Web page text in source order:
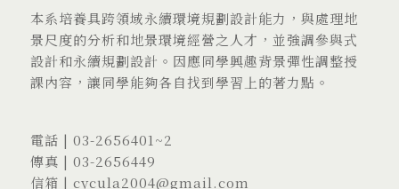
本系培養具跨領域永續環境規劃設計能力，與處理地
景尺度的分析和地景環境經營之人才，並強調參與式
設計和永續規劃設計。因應同學興趣背景彈性調整授
課內容，讓同學能夠各自找到學習上的著力點。
電話 | 03-2656401 ~2
傳真 | 03-2656449
信箱 | cycula2004@gmail.com